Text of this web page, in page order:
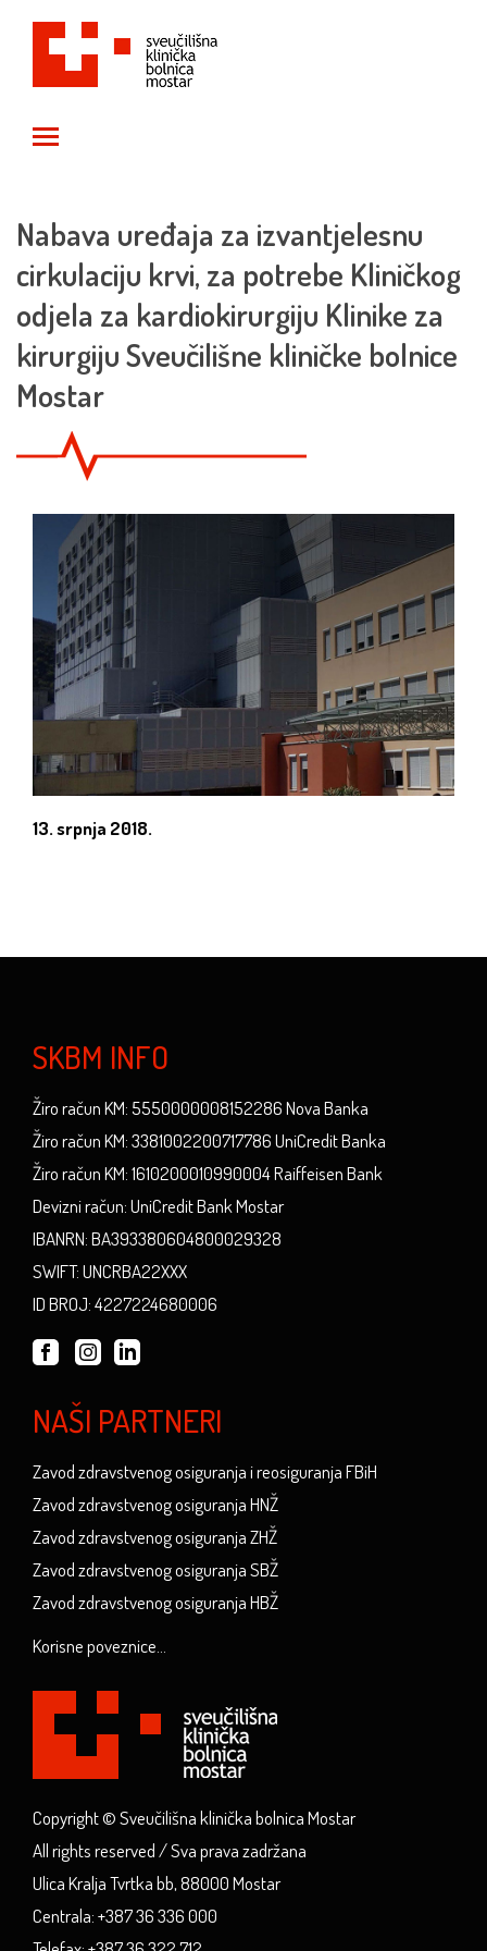
Nabava uređaja za izvantjelesnu
cirkulaciju krvi, za potrebe Kliničkog
odjela za kardiokirurgiju Klinike za
kirurgiju Sveučilišne kliničke bolnice
Mostar
13. srpnja 2018.
SKBM INFO
Žiro račun KM: 5550000008152286 Nova Banka
Žiro račun KM: 3381002200717786 UniCredit Banka
Žiro račun KM: 1610200010990004 Raiffeisen Bank
Devizni račun: UniCredit Bank Mostar
IBANRN: BA393380604800029328
SWIFT: UNCRBA22XXX
ID BROJ: 4227224680006
NAŠI PARTNERI
Zavod zdravstvenog osiguranja i reosiguranja FBiH
Zavod zdravstvenog osiguranja HNŽ
Zavod zdravstvenog osiguranja ZHŽ
Zavod zdravstvenog osiguranja SBŽ
Zavod zdravstvenog osiguranja HBŽ
Korisne poveznice...
Copyright © Sveučilišna klinička bolnica Mostar
All rights reserved / Sva prava zadržana
Ulica Kralja Tvrtka bb, 88000 Mostar
Centrala: +387 36 336 000